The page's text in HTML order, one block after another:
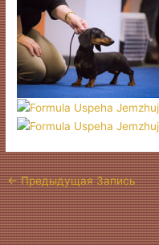
←Предыдущая Запись